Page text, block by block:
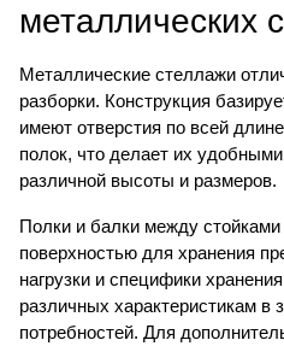
металлических
Металлические стеллажи
разборки. Конструкция
имеют отверстия по всей
полок, что делает их
различной высоты и размеров.
Полки и балки между
поверхностью для хранения
нагрузки и специфики
различных характеристикам в
потребностей. Для